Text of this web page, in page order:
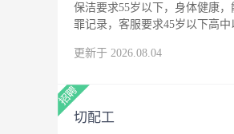
保洁要求55岁以下，身体健康
罪记录，客服要求45岁以下高
更新于 2026.08.04
切配工